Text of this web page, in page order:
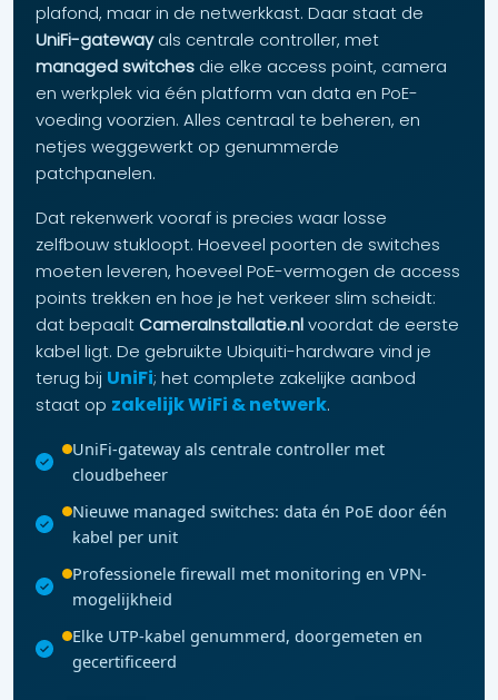
plafond, maar in de netwerkkast. Daar staat de
UniFi-gatewayals centrale controller, met
managed switches die elke access point, camera
en werkplek via één platform van data en PoE-
voeding voorzien. Alles centraal te beheren, en
netjes weggewerkt op genummerde
patchpanelen.
Dat rekenwerk vooraf is precies waar losse
zelfbouw stukloopt. Hoeveel poorten de switches
moeten leveren, hoeveel PoE-vermogen de access
points trekken en hoe je het verkeer slim scheidt:
dat bepaalt CameraInstallatie.nlvoordat de eerste
kabel ligt. De gebruikte Ubiquiti-hardware vind je
terug bij UniFi; het complete zakelijke aanbod
staat op zakelijk WiFi & netwerk.
UniFi-gateway als centrale controller met
cloudbeheer
Nieuwe managed switches: data én PoE door één
kabel per unit
Professionele firewall met monitoring en VPN-
mogelijkheid
Elke UTP-kabel genummerd, doorgemeten en
gecertificeerd